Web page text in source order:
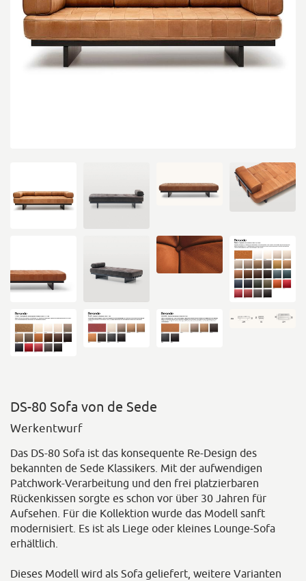
DS-80 Sofa von de Sede
Werkentwurf
Das DS-80 Sofa ist das konsequente Re-Design des
bekannten de Sede Klassikers. Mit der aufwendigen
Patchwork-Verarbeitung und den frei platzierbaren
Rückenkissen sorgte es schon vor über 30 Jahren für
Aufsehen. Für die Kollektion wurde das Modell sanft
modernisiert. Es ist als Liege oder kleines Lounge-Sofa
erhältlich.
Dieses Modell wird als Sofa geliefert, weitere Varianten